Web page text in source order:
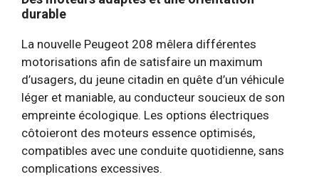
durable
La nouvelle Peugeot 208 mêlera différentes
motorisations afin de satisfaire un maximum
d’usagers, du jeune citadin en quête d’un véhicule
léger et maniable, au conducteur soucieux de son
empreinte écologique. Les options électriques
côtoieront des moteurs essence optimisés,
compatibles avec une conduite quotidienne, sans
complications excessives.